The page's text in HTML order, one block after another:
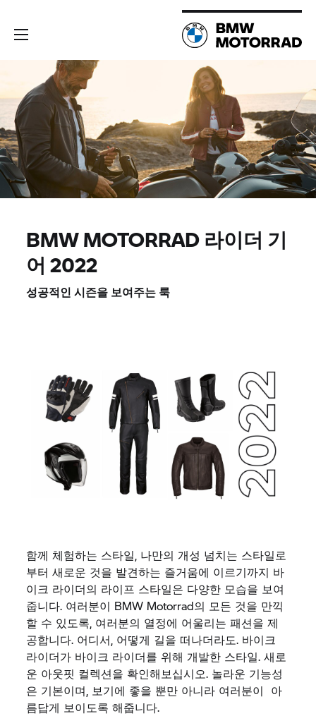
BMW MOTORRAD라이더 기
어 2022
성공적인 시즌을 보여주는 룩
함께 체험하는 스타일, 나만의 개성 넘치는 스타일로
부터 새로운 것을 발견하는 즐거움에 이르기까지 바
이크 라이더의 라이프 스타일은 다양한 모습을 보여
줍니다. 여러분이 BMW Motorrad의 모든 것을 만끽
할 수 있도록, 여러분의 열정에 어울리는 패션을 제
공합니다. 어디서, 어떻게 길을 떠나더라도. 바이크
라이더가 바이크 라이더를 위해 개발한 스타일. 새로
운 아웃핏 컬렉션을 확인해보십시오. 놀라운 기능성
은 기본이며, 보기에 좋을 뿐만 아니라 여러분이 아
름답게 보이도록 해줍니다.